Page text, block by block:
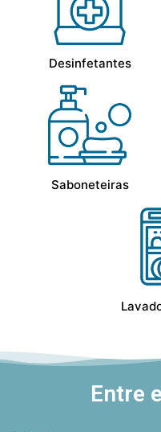
Desinfetantes
Saboneteiras
Entre